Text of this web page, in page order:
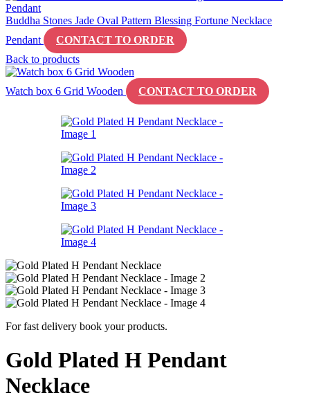
Buddha Stones Jade Oval Pattern Blessing Fortune Necklace
Pendant
CONTACT TO ORDER
Back to products
Watch box 6 Grid Wooden CONTACT TO ORDER
For fast delivery book your products.
Gold Plated H Pendant
Necklace